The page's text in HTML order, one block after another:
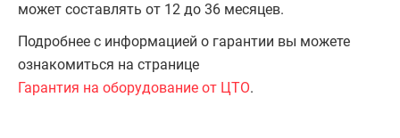
может составлять от 12 до 36 месяцев.
Подробнее с информацией о гарантии вы можете
ознакомиться на странице
Гарантия на оборудование от ЦТО.